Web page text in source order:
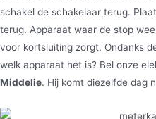
schakel de schakelaar terug.
terug. Apparaat waar de stop
voor kortsluiting zorgt. Ondanks
welk apparaat het is? Bel onze
Middelie. Hij komt diezelfde dag